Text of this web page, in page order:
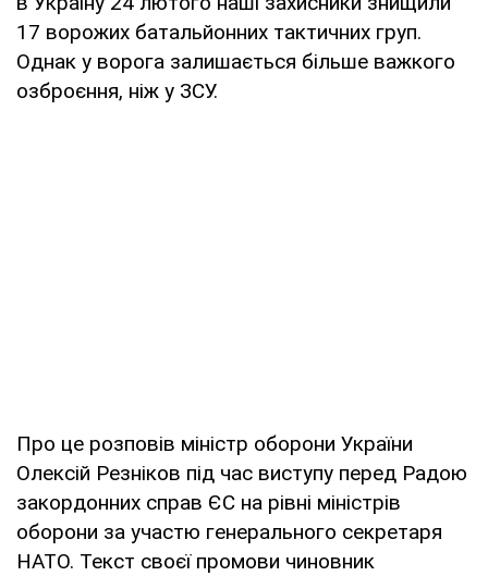
17 ворожих батальйонних тактичних груп.
Однак у ворога залишається більше важкого
озброєння, ніж у ЗСУ.
Про це розповів міністр оборони України
Олексій Резніков під час виступу перед Радою
закордонних справ ЄС на рівні міністрів
оборони за участю генерального секретаря
НАТО. Текст своєї промови чиновник